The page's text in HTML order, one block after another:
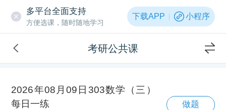
多平台全面支持
方便选课，随时随地学习
下载APP 小程序
考研公共课
2026年08月09日303数学（三）
每日一练
做题